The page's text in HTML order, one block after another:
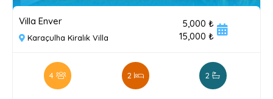
Villa Enver
Karaçulha Kiralık Villa
5,000 ₺
15,000 ₺
4 2 2